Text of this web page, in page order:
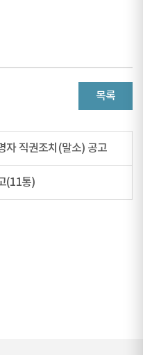
목록
자 직권조치(말소) 공고
(11통)